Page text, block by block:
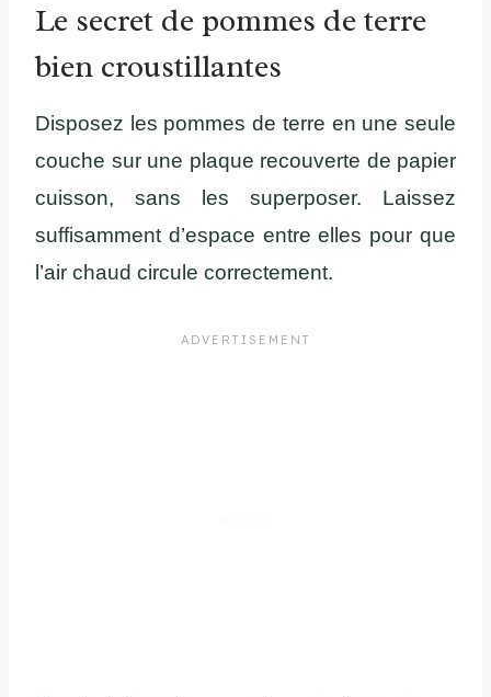
Le secret de pommes de terre
bien croustillantes
Disposez les pommes de terre en une seule
couche sur une plaque recouverte de papier
cuisson, sans les superposer. Laissez
suffisamment d’espace entre elles pour que
l’air chaud circule correctement.